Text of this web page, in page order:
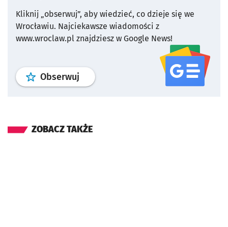
Kliknij „obserwuj”, aby wiedzieć, co dzieje się we
Wrocławiu. Najciekawsze wiadomości z
www.wroclaw.pl znajdziesz w Google News!
Obserwuj profil serwisu
ZOBACZ TAKŻE